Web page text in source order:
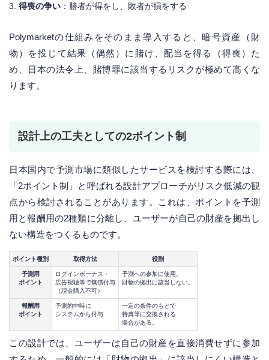
得喪の争い ：勝者が得をし、敗者が損をする
Polymarketの仕組みをそのまま導入すると、暗号資産（財
物）を投じて結果（偶然）に賭け、配当を得る（得喪）た
め、日本の法令上、賭博罪に該当するリスクが極めて高くな
ります。
設計上の工夫としての2ポイント制
日本国内で予測市場に類似したサービスを検討する際には、
「2ポイント制」と呼ばれる設計アプローチがリスク低減の観
点から検討されることがあります。これは、ポイントを予測
用と報酬用の2種類に分離し、ユーザーが自己の財産を拠出し
ない構造をつくるものです。
ポイント種別 取得方法 役割
予測用
ポイント
ログインボーナス・
広告視聴等で無償付与
（現金購入不可）
予測への参加に使用。
財物の拠出に該当しない。
報酬用
ポイント
予測的中時に
システムから付与
一定の条件のもとで
特典等に交換される
場合がある。
この設計では、ユーザーは自己の財産を直接消費せずに参加